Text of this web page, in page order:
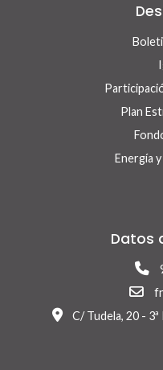
Plan
Energía
Datos
C/ Tudela, 20 -